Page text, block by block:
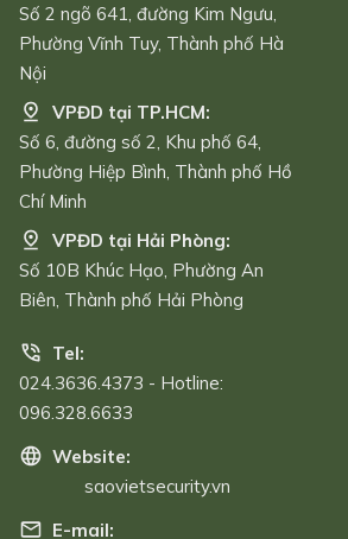
Số 2 ngõ 641, đường Kim Ngưu,
Phường Vĩnh Tuy, Thành phố Hà
Nội
VPĐD tại TP.HCM:
Số 6, đường số 2, Khu phố 64,
Phường Hiệp Bình, Thành phố Hồ
Chí Minh
VPĐD tại Hải Phòng:
Số 10B Khúc Hạo, Phường An
Biên, Thành phố Hải Phòng
Tel:
024.3636.4373 - Hotline:
096.328.6633
Website:
saovietsecurity.vn
E-mail: